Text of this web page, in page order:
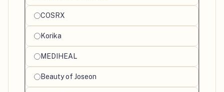
svůj
oblíbený
produkt
COSRX
Korika
MEDIHEAL
Beauty of Joseon